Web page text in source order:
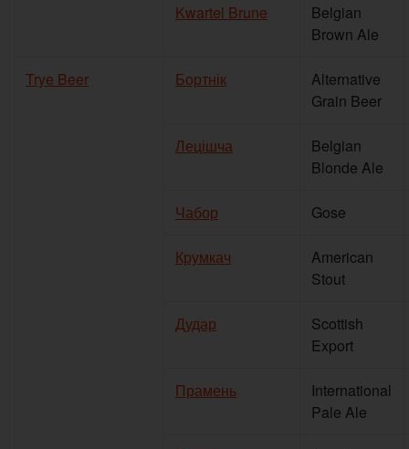
Kwartel Brune
Belgian
Brown Ale
Trye Beer Бортнік
Alternative
Grain Beer
Лецішча
Belgian
Blonde Ale
Чабор Gose
Крумкач
American
Stout
Дудар
Scottish
Export
Прамень
International
Pale Ale